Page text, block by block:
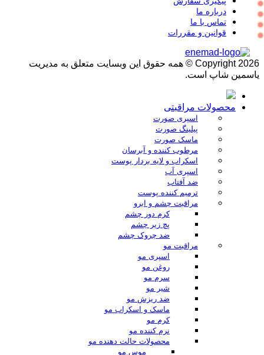
درباره ما
تماس با ما
قوانین و مقررات
Copyright 2026 © همه حقوق این وبسایت متعلق به مدیریت
یاسمین شاپ است.
محصولات مراقبتی
اسپری صورت
پیلینگ صورت
ماسک صورت
مرطوب کننده و آبرسان
اسکراب و لایه بردار پوست
اسپری آب
ضد آفتاب
ترمیم کننده پوست
مراقبت چشم و ابرو
کرم دور چشم
پچ زیر چشم
ضد چروک چشم
مراقبت مو
اسپری مو
روغن مو
سرم مو
شیر مو
ضد ریزش مو
ماسک و اسکراب مو
کرم مو
نرم کننده مو
محصولات حالت دهنده مو
موس مو